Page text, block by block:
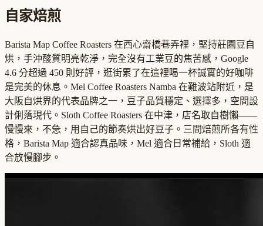
自家焙煎
Barista Map Coffee Roasters 在西心齋橋巷弄裡，堅持莊園豆自
烘，手沖酸質明亮乾淨，完全沒有工業豆的焦苦感，Google
4.6 分超過 450 則好評，逛街累了在這裡喝一杯誠實的好咖啡
是完美的休息。Mel Coffee Roasters Namba 在難波站附近，是
大阪自烘界的代表品牌之一，豆子品質穩定、選擇多，空間設
計俐落現代。Sloth Coffee Roasters 在中津，店名取自樹懶——
慢慢來，不急，用自己的節奏烘出好豆子。三間焙煎所各有性
格，Barista Map 適合認真品味，Mel 適合日常補給，Sloth 適
合放慢腳步。